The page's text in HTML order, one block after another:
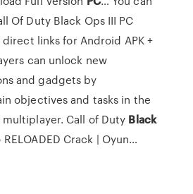
Of Duty Black Ops III PC
links for Android APK +
can unlock new
and gadgets by
objectives and tasks in the
multiplayer. Call of Duty Black
RELOADED Crack | Oyun…